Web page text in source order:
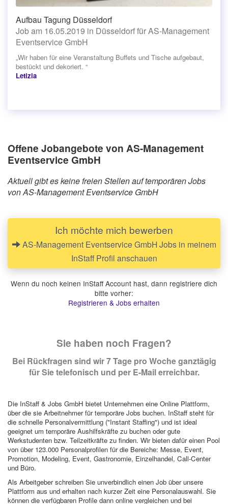
Aufbau Tagung Düsseldorf
Job am 16.05.2019 in Düsseldorf für AS-Management
Eventservice GmbH
„Wir haben für eine Veranstaltung Buffets und Tische aufgebaut,
bestückt und dekoriert. “
Letizia
Offene Jobangebote von AS-Management
Eventservice GmbH
Aktuell gibt es keine freien Stellen auf temporären Jobs
von AS-Management Eventservice GmbH
Ich möchte mich bewerben
AS-Management Eventservice GmbH Jobs in meinem
InStaff Profil anschauen
Wenn du noch keinen InStaff Account hast, dann registriere dich
bitte vorher:
Registrieren & Jobs erhalten
Sie haben noch Fragen?
Bei Rückfragen sind wir 7 Tage pro Woche ganztägig
für Sie telefonisch und per E-Mail erreichbar.
Die InStaff & Jobs GmbH bietet Unternehmen eine Online Plattform,
über die sie Arbeitnehmer für temporäre Jobs buchen. InStaff steht für
die schnelle Personalvermittlung ("Instant Staffing") und ist ideal
geeignet um temporäre Aushilfskräfte zu buchen oder gute
Werkstudenten bzw. Teilzeitkräfte zu finden. Wir bieten dafür einen Pool
von über 123.000 Personalprofilen für die Bereiche: Messe, Event,
Promotion, Modeling, Event, Gastronomie, Einzelhandel, Call-Center
und Büro.
Als Arbeitgeber schreiben Sie unverbindlich einen Job über unsere
Plattform aus und erhalten nach kurzer Zeit eine Personalauswahl. Sie
können die verfügbaren Profile dann online vergleichen und bei